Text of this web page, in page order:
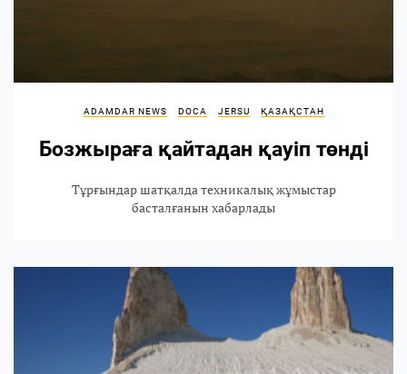
ADAMDAR NEWS DOCA JERSU ҚАЗАҚСТАН
Бозжыраға қайтадан қауіп төнді
Тұрғындар шатқалда техникалық жұмыстар
басталғанын хабарлады